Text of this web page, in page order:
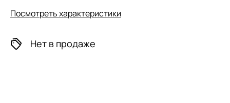
Посмотреть характеристики
Нет в продаже